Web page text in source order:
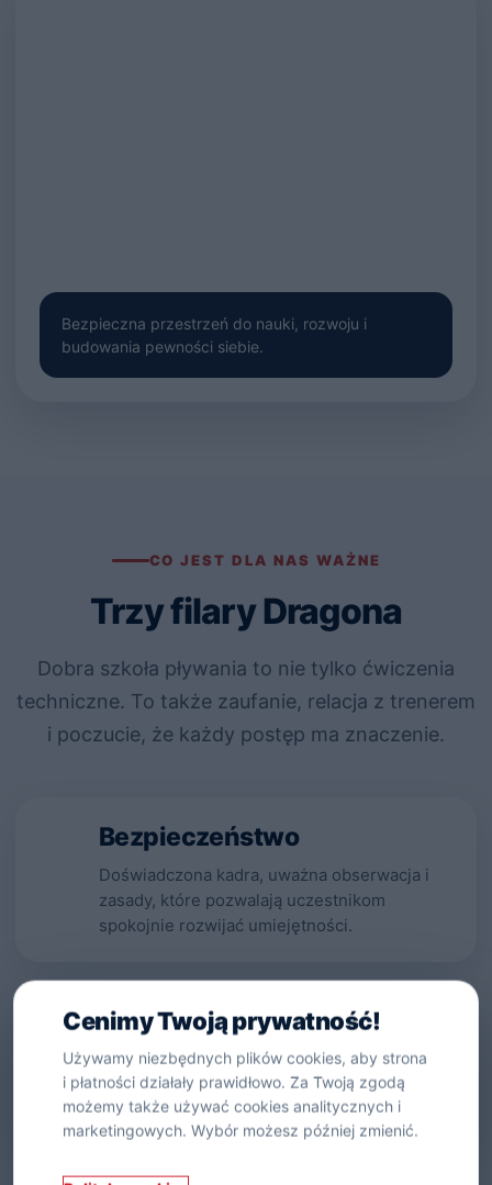
Cenimy Twoją prywatność!
Używamy niezbędnych plików cookies, aby strona
i płatności działały prawidłowo. Za Twoją zgodą
możemy także używać cookies analitycznych i
marketingowych. Wybór możesz później zmienić.
Bezpieczna przestrzeń do nauki, rozwoju i
budowania pewności siebie.
CO JEST DLA NAS WAŻNE
Trzy filary Dragona
Dobra szkoła pływania to nie tylko ćwiczenia
techniczne. To także zaufanie, relacja z trenerem
i poczucie, że każdy postęp ma znaczenie.
Bezpieczeństwo
Doświadczona kadra, uważna obserwacja i
zasady, które pozwalają uczestnikom
spokojnie rozwijać umiejętności.
Radość
Budujemy atmosferę, w której dzieci i dorośli
chcą wracać na basen, próbować i cieszyć się
ruchem.